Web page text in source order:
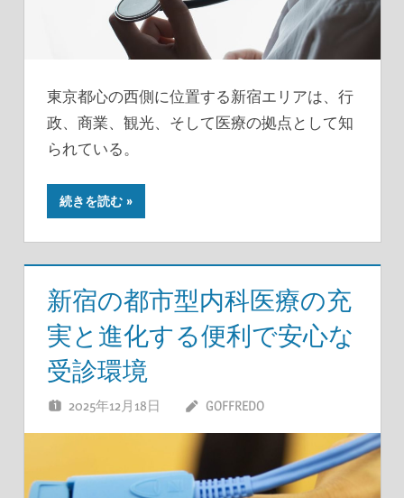
東京都心の西側に位置する新宿エリアは、行
政、商業、観光、そして医療の拠点として知
られている。
続きを読む
新宿の都市型内科医療の充
実と進化する便利で安心な
受診環境
2025年12月18日 GOFFREDO